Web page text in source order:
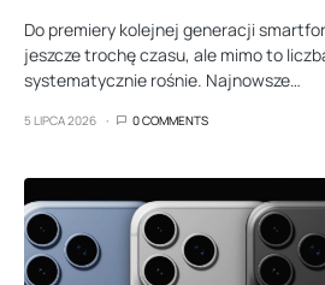
Do premiery kolejnej generacji
jeszcze trochę czasu, ale mimo to
systematycznie rośnie. Najnowsze…
5 LIPCA 2026 0 COMMENTS